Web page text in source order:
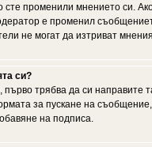
сте променили мнението си.
е променил
не могат да изтриват
си?
трябва да си
за пускане на
на подписа.